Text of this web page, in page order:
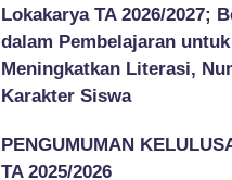
Lokakarya TA 2026/2027;
dalam Pembelajaran untuk
Meningkatkan Literasi,
Karakter Siswa
PENGUMUMAN
TA 2025/2026